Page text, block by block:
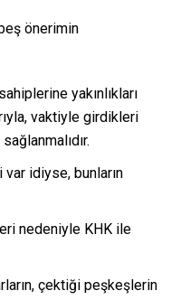
önerimin
yakınlıkları
vaktiyle girdikleri
idiyse, bunların
nedeniyle KHK ile
çektiği peşkeşlerin